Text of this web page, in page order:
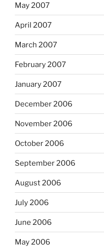
May 2007
April 2007
March 2007
February 2007
January 2007
December 2006
November 2006
October 2006
September 2006
August 2006
July 2006
June 2006
May 2006